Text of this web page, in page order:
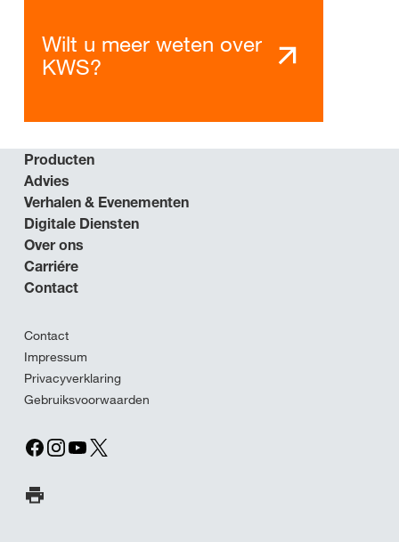
Wilt u meer weten over
KWS?
Producten
Advies
Verhalen & Evenementen
Digitale Diensten
Over ons
Carriére
Contact
Contact
Impressum
Privacyverklaring
Gebruiksvoorwaarden
Print pagina